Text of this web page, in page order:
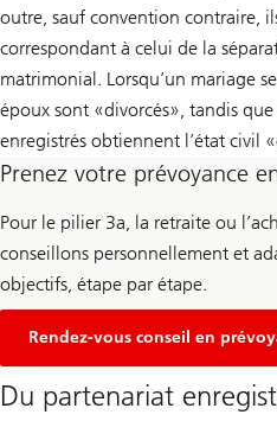
outre, sauf convention contraire,
correspondant à celui de la
matrimonial. Lorsqu’un mariage
époux sont «divorcés», tandis
enregistrés obtiennent l’état civil
Prenez votre prévoyance
Pour le pilier 3a, la retraite ou
conseillons personnellement et
objectifs, étape par étape.
Rendez-vous conseil en
Du partenariat